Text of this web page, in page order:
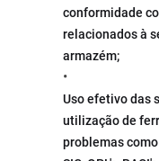
conformidade
relacionados à
armazém;
Uso efetivo das
utilização de
problemas